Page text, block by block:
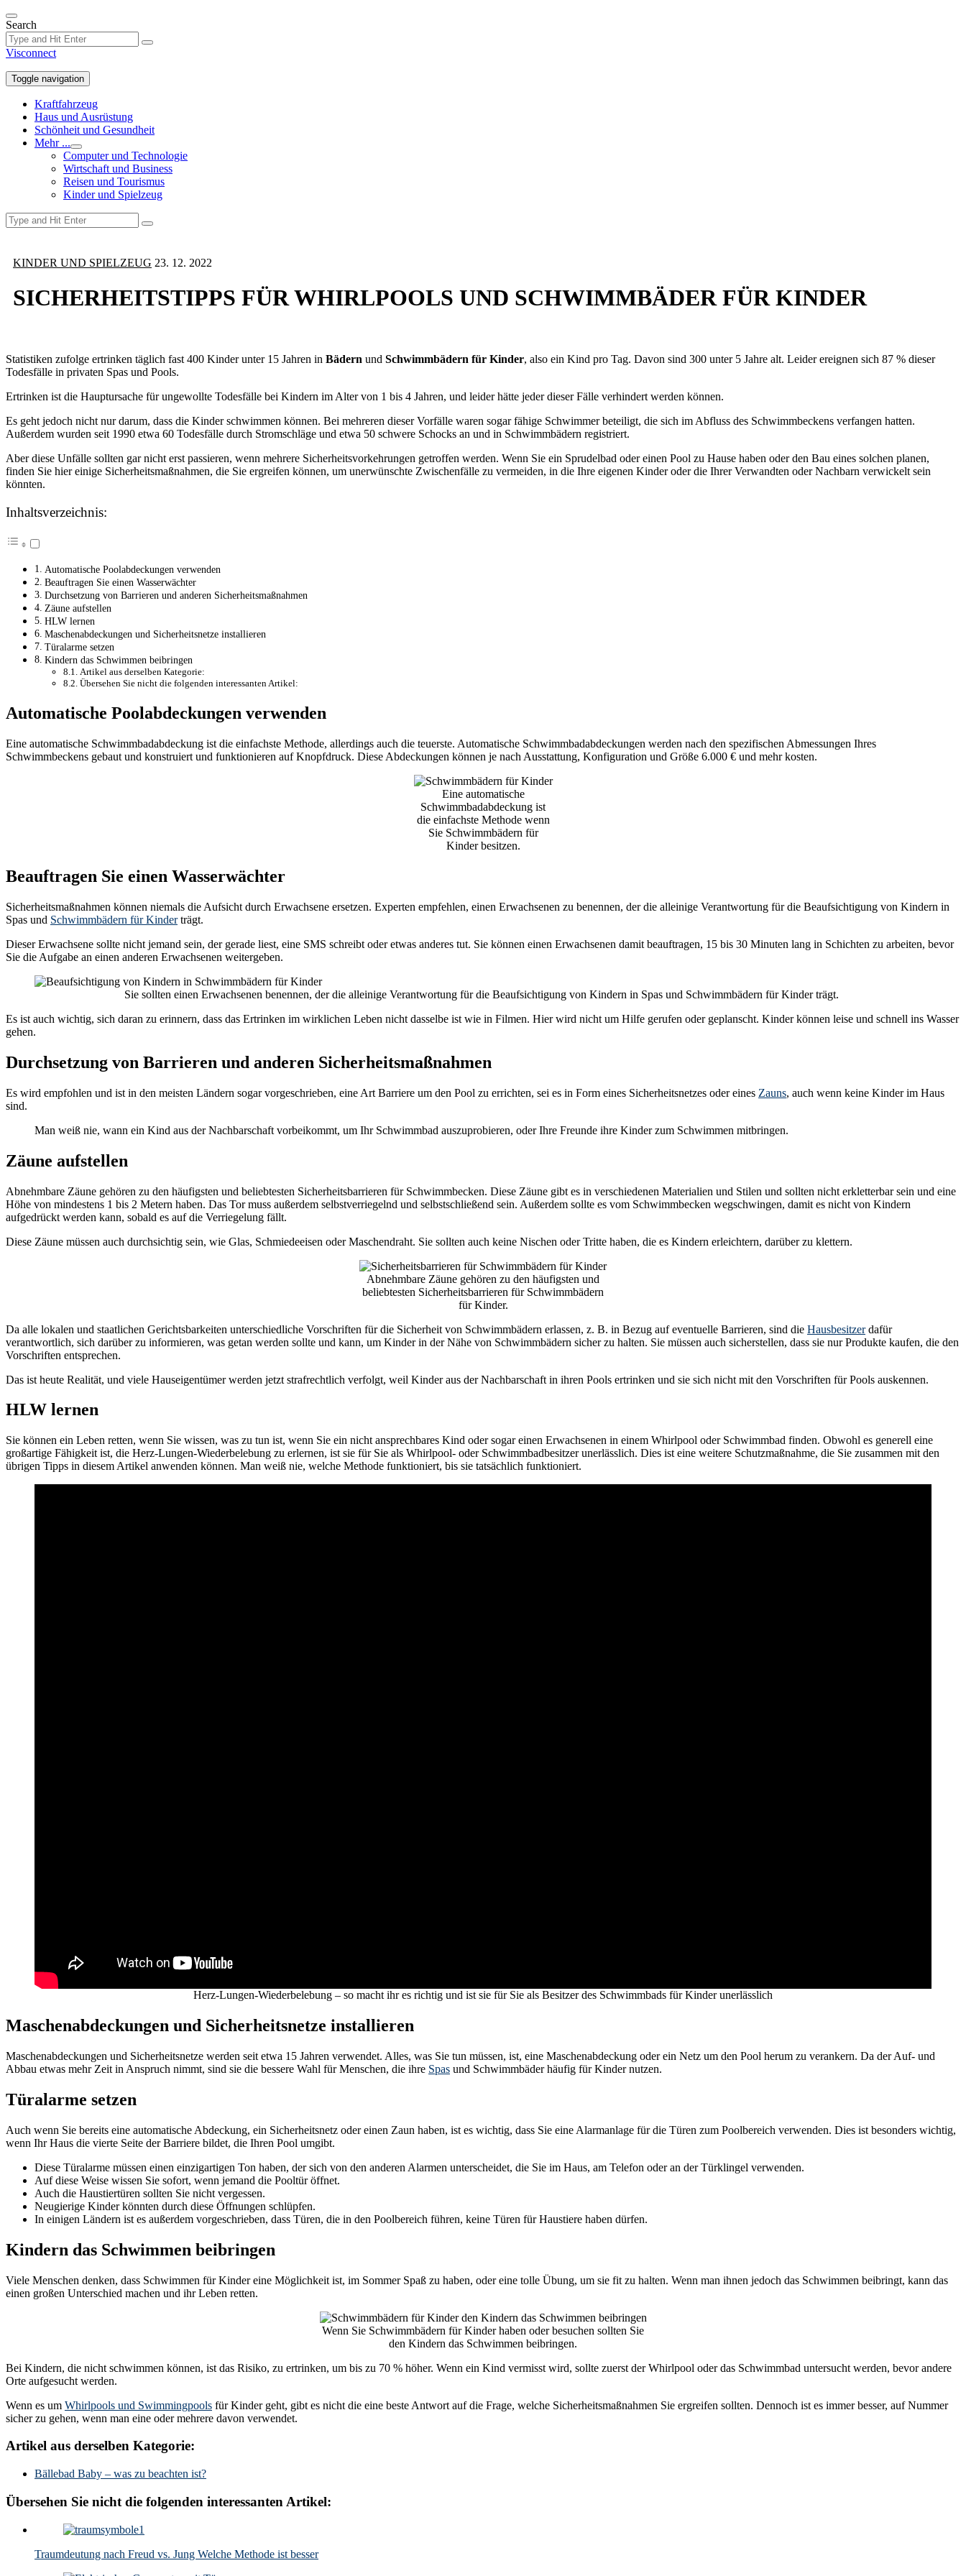
Skip
to
the
content
Search
Visconnect
Toggle navigation
Kraftfahrzeug
Haus und Ausrüstung
Schönheit und Gesundheit
Mehr ...
Show
sub
menu
Computer und Technologie
Wirtschaft und Business
Reisen und Tourismus
Kinder und Spielzeug
KINDER UND SPIELZEUG 23. 12. 2022
SICHERHEITSTIPPS FÜR WHIRLPOOLS UND SCHWIMMBÄDER FÜR KINDER
Statistiken zufolge ertrinken täglich fast 400 Kinder unter 15 Jahren in Bädern und Schwimmbädern für Kinder, also ein Kind pro Tag. Davon sind 300 unter 5 Jahre alt. Leider ereignen sich 87 % dieser
Todesfälle in privaten Spas und Pools.
Ertrinken ist die Hauptursache für ungewollte Todesfälle bei Kindern im Alter von 1 bis 4 Jahren, und leider hätte jeder dieser Fälle verhindert werden können.
Es geht jedoch nicht nur darum, dass die Kinder schwimmen können. Bei mehreren dieser Vorfälle waren sogar fähige Schwimmer beteiligt, die sich im Abfluss des Schwimmbeckens verfangen hatten.
Außerdem wurden seit 1990 etwa 60 Todesfälle durch Stromschläge und etwa 50 schwere Schocks an und in Schwimmbädern registriert.
Aber diese Unfälle sollten gar nicht erst passieren, wenn mehrere Sicherheitsvorkehrungen getroffen werden. Wenn Sie ein Sprudelbad oder einen Pool zu Hause haben oder den Bau eines solchen planen,
finden Sie hier einige Sicherheitsmaßnahmen, die Sie ergreifen können, um unerwünschte Zwischenfälle zu vermeiden, in die Ihre eigenen Kinder oder die Ihrer Verwandten oder Nachbarn verwickelt sein
könnten.
Inhaltsverzeichnis:
Automatische Poolabdeckungen verwenden
Beauftragen Sie einen Wasserwächter
Durchsetzung von Barrieren und anderen Sicherheitsmaßnahmen
Zäune aufstellen
HLW lernen
Maschenabdeckungen und Sicherheitsnetze installieren
Türalarme setzen
Kindern das Schwimmen beibringen
Artikel aus derselben Kategorie:
Übersehen Sie nicht die folgenden interessanten Artikel:
Automatische Poolabdeckungen verwenden
Eine automatische Schwimmbadabdeckung ist die einfachste Methode, allerdings auch die teuerste. Automatische Schwimmbadabdeckungen werden nach den spezifischen Abmessungen Ihres
Schwimmbeckens gebaut und konstruiert und funktionieren auf Knopfdruck. Diese Abdeckungen können je nach Ausstattung, Konfiguration und Größe 6.000 € und mehr kosten.
Eine automatische
Schwimmbadabdeckung ist
die einfachste Methode wenn
Sie Schwimmbädern für
Kinder besitzen.
Beauftragen Sie einen Wasserwächter
Sicherheitsmaßnahmen können niemals die Aufsicht durch Erwachsene ersetzen. Experten empfehlen, einen Erwachsenen zu benennen, der die alleinige Verantwortung für die Beaufsichtigung von Kindern in
Spas und Schwimmbädern für Kinderträgt.
Dieser Erwachsene sollte nicht jemand sein, der gerade liest, eine SMS schreibt oder etwas anderes tut. Sie können einen Erwachsenen damit beauftragen, 15 bis 30 Minuten lang in Schichten zu arbeiten, bevor
Sie die Aufgabe an einen anderen Erwachsenen weitergeben.
Sie sollten einen Erwachsenen benennen, der die alleinige Verantwortung für die Beaufsichtigung von Kindern in Spas und Schwimmbädern für Kinder trägt.
Es ist auch wichtig, sich daran zu erinnern, dass das Ertrinken im wirklichen Leben nicht dasselbe ist wie in Filmen. Hier wird nicht um Hilfe gerufen oder geplanscht. Kinder können leise und schnell ins Wasser
gehen.
Durchsetzung von Barrieren und anderen Sicherheitsmaßnahmen
Es wird empfohlen und ist in den meisten Ländern sogar vorgeschrieben, eine Art Barriere um den Pool zu errichten, sei es in Form eines Sicherheitsnetzes oder eines Zauns, auch wenn keine Kinder im Haus
sind.
Man weiß nie, wann ein Kind aus der Nachbarschaft vorbeikommt, um Ihr Schwimmbad auszuprobieren, oder Ihre Freunde ihre Kinder zum Schwimmen mitbringen.
Zäune aufstellen
Abnehmbare Zäune gehören zu den häufigsten und beliebtesten Sicherheitsbarrieren für Schwimmbecken. Diese Zäune gibt es in verschiedenen Materialien und Stilen und sollten nicht erkletterbar sein und eine
Höhe von mindestens 1 bis 2 Metern haben. Das Tor muss außerdem selbstverriegelnd und selbstschließend sein. Außerdem sollte es vom Schwimmbecken wegschwingen, damit es nicht von Kindern
aufgedrückt werden kann, sobald es auf die Verriegelung fällt.
Diese Zäune müssen auch durchsichtig sein, wie Glas, Schmiedeeisen oder Maschendraht. Sie sollten auch keine Nischen oder Tritte haben, die es Kindern erleichtern, darüber zu klettern.
Abnehmbare Zäune gehören zu den häufigsten und
beliebtesten Sicherheitsbarrieren für Schwimmbädern
für Kinder.
Da alle lokalen und staatlichen Gerichtsbarkeiten unterschiedliche Vorschriften für die Sicherheit von Schwimmbädern erlassen, z. B. in Bezug auf eventuelle Barrieren, sind die Hausbesitzerdafür
verantwortlich, sich darüber zu informieren, was getan werden sollte und kann, um Kinder in der Nähe von Schwimmbädern sicher zu halten. Sie müssen auch sicherstellen, dass sie nur Produkte kaufen, die den
Vorschriften entsprechen.
Das ist heute Realität, und viele Hauseigentümer werden jetzt strafrechtlich verfolgt, weil Kinder aus der Nachbarschaft in ihren Pools ertrinken und sie sich nicht mit den Vorschriften für Pools auskennen.
HLW lernen
Sie können ein Leben retten, wenn Sie wissen, was zu tun ist, wenn Sie ein nicht ansprechbares Kind oder sogar einen Erwachsenen in einem Whirlpool oder Schwimmbad finden. Obwohl es generell eine
großartige Fähigkeit ist, die Herz-Lungen-Wiederbelebung zu erlernen, ist sie für Sie als Whirlpool- oder Schwimmbadbesitzer unerlässlich. Dies ist eine weitere Schutzmaßnahme, die Sie zusammen mit den
übrigen Tipps in diesem Artikel anwenden können. Man weiß nie, welche Methode funktioniert, bis sie tatsächlich funktioniert.
Herz-Lungen-Wiederbelebung – so macht ihr es richtig und ist sie für Sie als Besitzer des Schwimmbads für Kinder unerlässlich
Maschenabdeckungen und Sicherheitsnetze installieren
Maschenabdeckungen und Sicherheitsnetze werden seit etwa 15 Jahren verwendet. Alles, was Sie tun müssen, ist, eine Maschenabdeckung oder ein Netz um den Pool herum zu verankern. Da der Auf- und
Abbau etwas mehr Zeit in Anspruch nimmt, sind sie die bessere Wahl für Menschen, die ihre Spas und Schwimmbäder häufig für Kinder nutzen.
Türalarme setzen
Auch wenn Sie bereits eine automatische Abdeckung, ein Sicherheitsnetz oder einen Zaun haben, ist es wichtig, dass Sie eine Alarmanlage für die Türen zum Poolbereich verwenden. Dies ist besonders wichtig,
wenn Ihr Haus die vierte Seite der Barriere bildet, die Ihren Pool umgibt.
Diese Türalarme müssen einen einzigartigen Ton haben, der sich von den anderen Alarmen unterscheidet, die Sie im Haus, am Telefon oder an der Türklingel verwenden.
Auf diese Weise wissen Sie sofort, wenn jemand die Pooltür öffnet.
Auch die Haustiertüren sollten Sie nicht vergessen.
Neugierige Kinder könnten durch diese Öffnungen schlüpfen.
In einigen Ländern ist es außerdem vorgeschrieben, dass Türen, die in den Poolbereich führen, keine Türen für Haustiere haben dürfen.
Kindern das Schwimmen beibringen
Viele Menschen denken, dass Schwimmen für Kinder eine Möglichkeit ist, im Sommer Spaß zu haben, oder eine tolle Übung, um sie fit zu halten. Wenn man ihnen jedoch das Schwimmen beibringt, kann das
einen großen Unterschied machen und ihr Leben retten.
Wenn Sie Schwimmbädern für Kinder haben oder besuchen sollten Sie
den Kindern das Schwimmen beibringen.
Bei Kindern, die nicht schwimmen können, ist das Risiko, zu ertrinken, um bis zu 70 % höher. Wenn ein Kind vermisst wird, sollte zuerst der Whirlpool oder das Schwimmbad untersucht werden, bevor andere
Orte aufgesucht werden.
Wenn es um Whirlpools und Swimmingpools für Kinder geht, gibt es nicht die eine beste Antwort auf die Frage, welche Sicherheitsmaßnahmen Sie ergreifen sollten. Dennoch ist es immer besser, auf Nummer
sicher zu gehen, wenn man eine oder mehrere davon verwendet.
Artikel aus derselben Kategorie:
Bällebad Baby – was zu beachten ist?
Übersehen Sie nicht die folgenden interessanten Artikel:
Traumdeutung nach Freud vs. Jung Welche Methode ist besser